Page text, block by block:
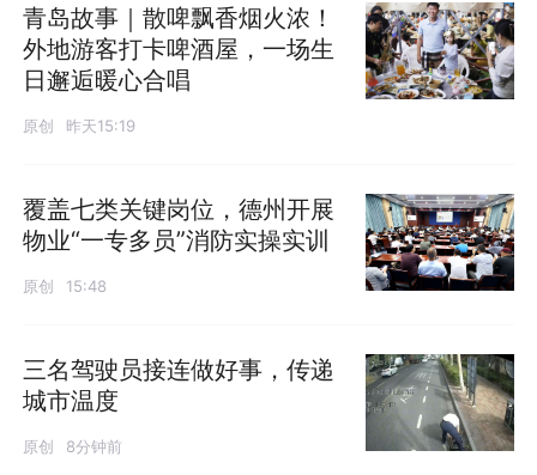
青岛故事｜散啤飘香烟火浓！
外地游客打卡啤酒屋，一场生
日邂逅暖心合唱
原创 昨天15:19
覆盖七类关键岗位，德州开展
物业“一专多员”消防实操实训
原创 15:48
三名驾驶员接连做好事，传递
城市温度
原创 8分钟前